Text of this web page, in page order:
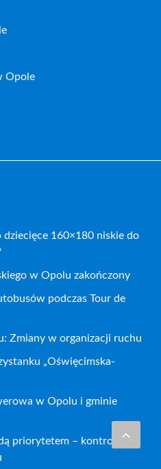
Opole
dziecięce 160×180 niskie do
w Opolu zakończony
podczas Tour de
Zmiany w organizacji ruchu
„Oświęcimska-
w Opolu i gminie
priorytetem – kontrole